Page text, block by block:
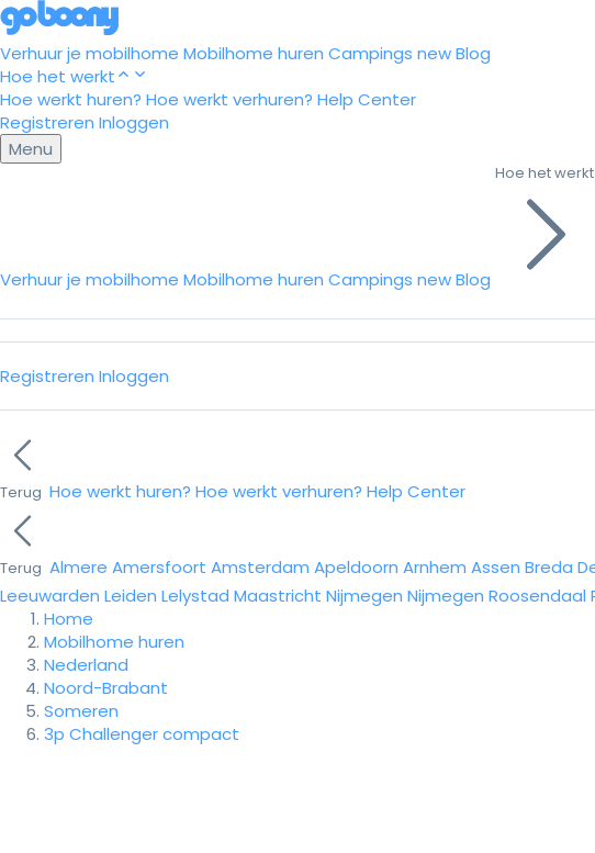
Verhuur je mobilhome Mobilhome huren Campings newBlog
Hoe het werkt
Hoe werkt huren? Hoe werkt verhuren? Help Center
Registreren Inloggen
Menu
Verhuur je mobilhome Mobilhome huren Campings newBlog
Hoe het werkt
Registreren Inloggen
Terug Hoe werkt huren? Hoe werkt verhuren? Help Center
Terug Almere Amersfoort Amsterdam Apeldoorn Arnhem Assen Breda
Leeuwarden Leiden Lelystad Maastricht Nijmegen Nijmegen Roosendaal
Home
Mobilhome huren
Nederland
Noord-Brabant
Someren
3p Challenger compact